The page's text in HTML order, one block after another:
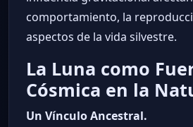
comportamiento, la
aspectos de la vida silvestre.
La Luna como
Cósmica en la
Un Vínculo Ancestral.